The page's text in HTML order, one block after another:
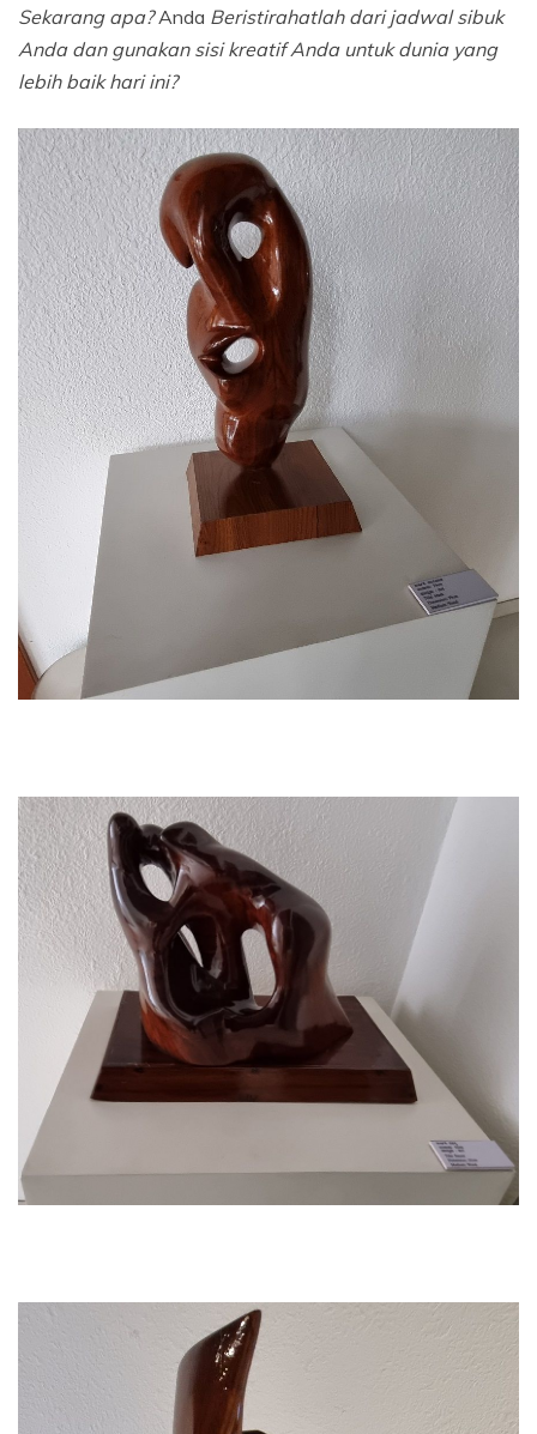
Sekarang apa?Anda Beristirahatlah dari jadwal sibuk
Anda dan gunakan sisi kreatif Anda untuk dunia yang
lebih baik hari ini?